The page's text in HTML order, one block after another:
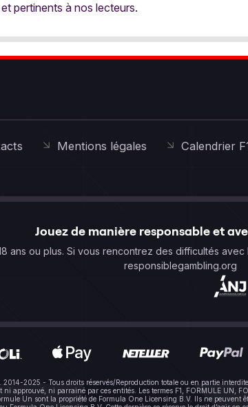
pertinents à nos lecteurs.
Mentions légales Calendrier
Jouez de manière responsable et
ans ou plus. Si vous rencontrez des difficultés
responsiblegambling.org
2025 - Tous droits réservés/Reproduction totale ou en partie
approuvé, ni parrainé par ces entités. Les termes F1, FORMULE UN,
Un sont la propriété de Formula One Licensing B.V. Ils ne